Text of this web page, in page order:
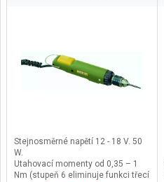
Stejnosměrné napětí 12 - 18 V. 50
W.
Utahovací momenty od 0,35 – 1
Nm (stupeň 6 eliminuje funkci třecí